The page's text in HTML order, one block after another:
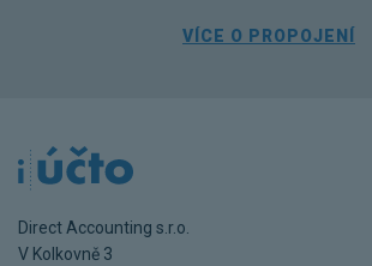
VÍCE O PROPOJENÍ
Direct Accounting s.r.o.
V Kolkovně 3